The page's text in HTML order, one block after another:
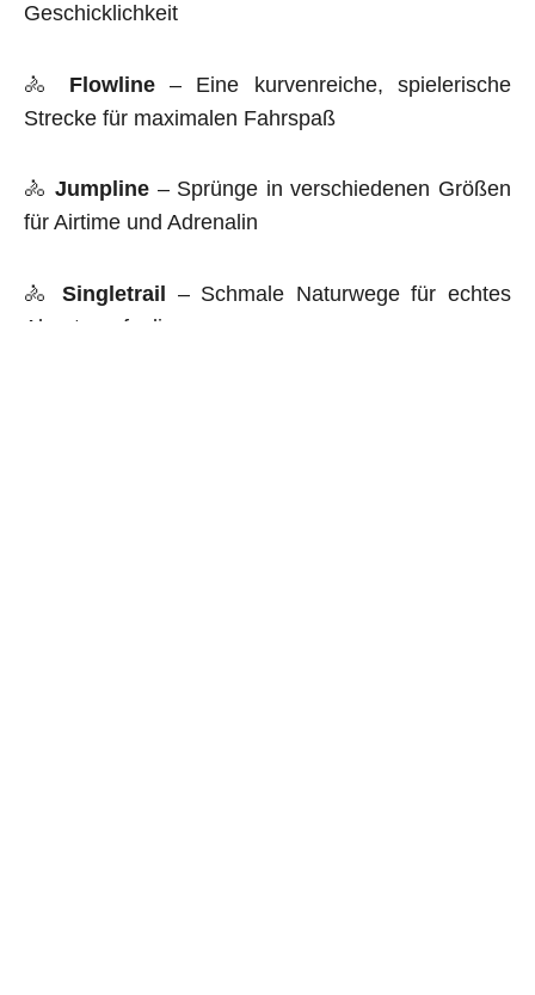
Geschicklichkeit
🚴 Flowline– Eine kurvenreiche, spielerische
Strecke für maximalen Fahrspaß
🚴Jumpline – Sprünge in verschiedenen Größen
für Airtime und Adrenalin
🚴Singletrail – Schmale Naturwege für echtes
Abenteuerfeeling